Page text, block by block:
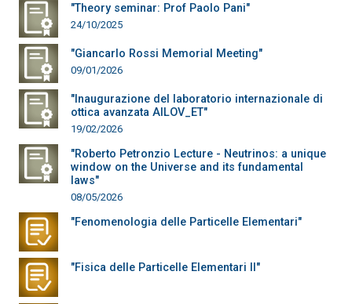
"Theory seminar: Prof Paolo Pani"
24/10/2025
"Giancarlo Rossi Memorial Meeting"
09/01/2026
"Inaugurazione del laboratorio internazionale di
ottica avanzata AILOV_ET"
19/02/2026
"Roberto Petronzio Lecture - Neutrinos: a unique
window on the Universe and its fundamental
laws"
08/05/2026
"Fenomenologia delle Particelle Elementari"
"Fisica delle Particelle Elementari II"